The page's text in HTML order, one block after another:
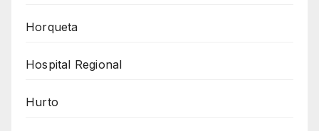
Horqueta
Hospital Regional
Hurto